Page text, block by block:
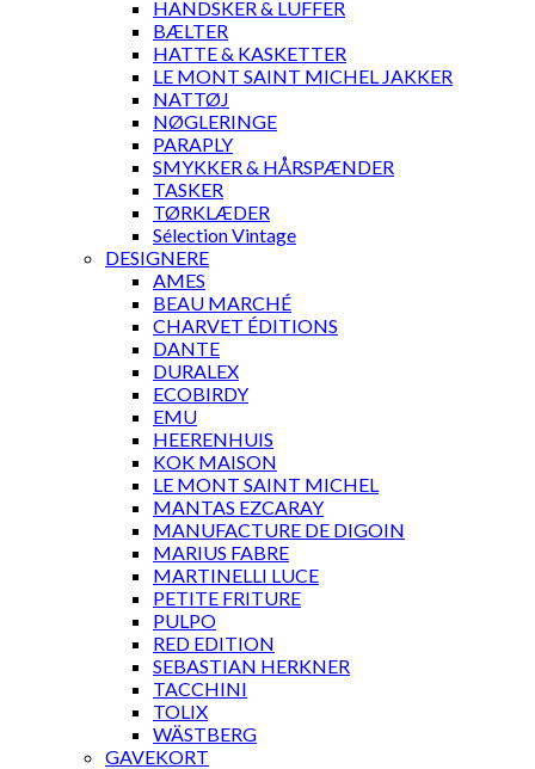
HANDSKER & LUFFER
BÆLTER
HATTE & KASKETTER
LE MONT SAINT MICHEL JAKKER
NATTØJ
NØGLERINGE
PARAPLY
SMYKKER & HÅRSPÆNDER
TASKER
TØRKLÆDER
Sélection Vintage
DESIGNERE
AMES
BEAU MARCHÉ
CHARVET ÉDITIONS
DANTE
DURALEX
ECOBIRDY
EMU
HEERENHUIS
KOK MAISON
LE MONT SAINT MICHEL
MANTAS EZCARAY
MANUFACTURE DE DIGOIN
MARIUS FABRE
MARTINELLI LUCE
PETITE FRITURE
PULPO
RED EDITION
SEBASTIAN HERKNER
TACCHINI
TOLIX
WÄSTBERG
GAVEKORT